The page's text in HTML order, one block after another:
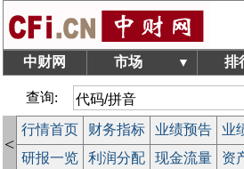
中财网 市场 ▼ 排
查询:
<
行情首页 财务指标 业绩预告 业
研报一览
利润分配 现金流量 资